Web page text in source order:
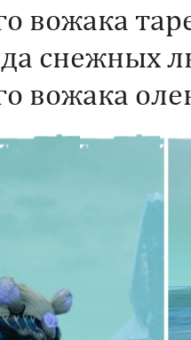
вожака
снежных
вожака